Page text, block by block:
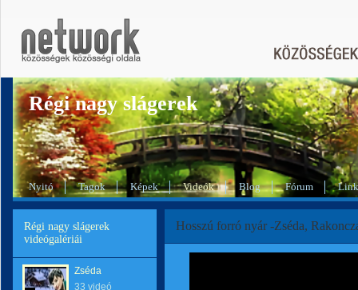
Régi nagy slágerek
Nyitó Tagok Képek Videók Blog Fórum
Régi nagy slágerek
videógalériái
Zséda
33 videó
Hosszú forró nyár -Zséda,